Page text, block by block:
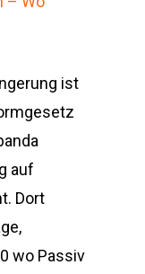
ist
auf
Dort
wo Passiv